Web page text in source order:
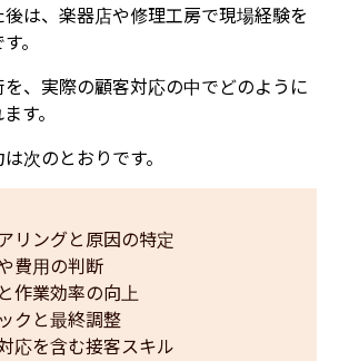
は、楽器店や修理工房で現場経験を
。
、実際の顧客対応の中でどのように
す。
次のとおりです。
リングと原因の特定
費用の判断
作業効率の向上
クと最終調整
応を含む接客スキル